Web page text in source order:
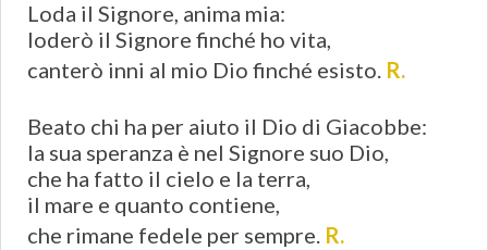
Loda il Signore, anima mia:
loderò il Signore finché ho vita,
canterò inni al mio Dio finché esisto. R.
Beato chi ha per aiuto il Dio di Giacobbe:
la sua speranza è nel Signore suo Dio,
che ha fatto il cielo e la terra,
il mare e quanto contiene,
che rimane fedele per sempre. R.